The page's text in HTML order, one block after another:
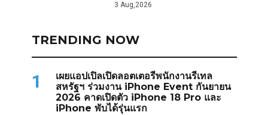
3 Aug,2026
TRENDING NOW
1
เผยแอปเปิลเปิดลอตเตอรีพนักงานรีเทล
สหรัฐฯ ร่วมงาน iPhone Event กันยายน
2026 คาดเปิดตัว iPhone 18 Pro และ
iPhone พับได้รุ่นแรก